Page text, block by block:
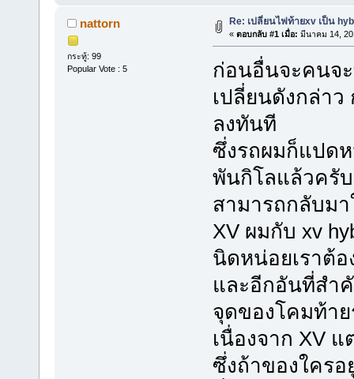
nattorn
กระทู้: 99
Popular Vote : 5
Re: เปลี่ยนไฟท้ายxv เป็น
« ตอบกลับ #1 เมื่อ: มีนาคม 14,
ก่อนอื่นจะคนจ
เปลี่ยนดังกล่า
ลงทันที
ซึ่งรถผมก็แปด
พันกิโลแล้วครั
สามารถกลับม
XV ผมกับ xv
นิดหน่อยเราต้อ
และอีกอันที่สำ
จุดของโคมท้า
เนื่องจาก XV
ซึ่งถ้าของใครอ